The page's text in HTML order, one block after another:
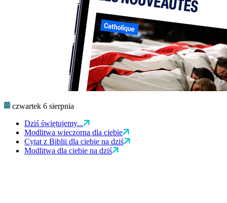
czwartek 6 sierpnia
Dziś świętujemy...
Modlitwa wieczorna dla ciebie
Cytat z Biblii dla ciebie na dziś
Modlitwa dla ciebie na dziś